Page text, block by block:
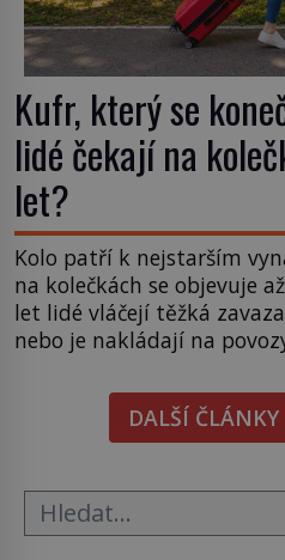
Kufr, který se
lidé čekají na
let?
Kolo patří k nejstarším
na kolečkách se objevuje
let lidé vláčejí těžká
nebo je nakládají na
nikdo dlouho nedostane.
ozve věta, která změní […]
DALŠÍ ČLÁNKY